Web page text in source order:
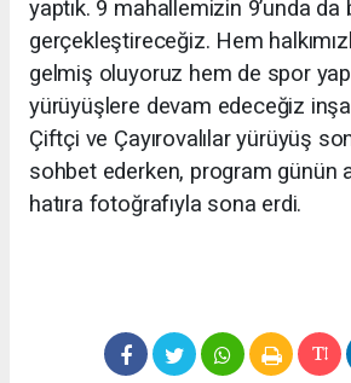
yaptık. 9 mahallemizin 9’unda da
gerçekleştireceğiz. Hem
gelmiş oluyoruz hem de spor
yürüyüşlere devam edeceğiz
Çiftçi ve Çayırovalılar yürüyüş
sohbet ederken, program günün
hatıra fotoğrafıyla sona erdi.